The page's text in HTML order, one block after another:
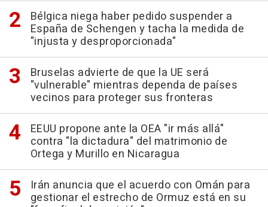
Bélgica niega haber pedido suspender a
España de Schengen y tacha la medida de
"injusta y desproporcionada"
Bruselas advierte de que la UE será
"vulnerable" mientras dependa de países
vecinos para proteger sus fronteras
EEUU propone ante la OEA "ir más allá"
contra "la dictadura" del matrimonio de
Ortega y Murillo en Nicaragua
Irán anuncia que el acuerdo con Omán para
gestionar el estrecho de Ormuz está en su